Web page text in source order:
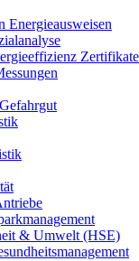
Energieausweisen
Zertifikate
& Umwelt (HSE)